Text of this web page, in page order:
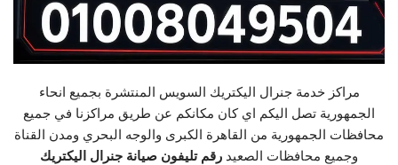
مراكز خدمة جنرال اليكتريك السويس المنتشرة بجميع انحاء
الجمهورية تصل اليكم اي كان مكانكم عن طريق مراكزنا في جميع
محافظات الجمهورية من القاهرة الكبرى والوجه البحري ومدن القناة
وجميع محافظات الصعيد رقم تليفون صيانة جنرال اليكتريك